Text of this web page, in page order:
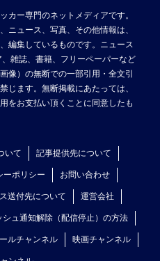
カー専門のネットメディアです。
ニュース、写真、その他情報は、
編集しているものです。ニュース
雑誌、書籍、フリーペーパーなど
像）の無断での一部引用・全文引
じます。無断掲載にあたっては、
をお支払い頂くことに同意したも
いて 記事提供先について
ーポリシー お問い合わせ
送付先について 運営会社
シュ通知解除（配信停止）の方法
ルチャンネル 映画チャンネル